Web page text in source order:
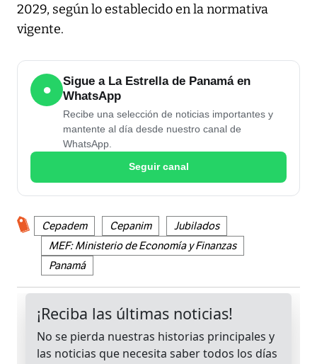
2029, según lo establecido en la normativa
vigente.
●
Sigue a La Estrella de Panamá en
WhatsApp
Recibe una selección de noticias importantes y
mantente al día desde nuestro canal de
WhatsApp.
Seguir canal
Cepadem Cepanim
Jubilados
MEF: Ministerio de Economía y Finanzas
Panamá